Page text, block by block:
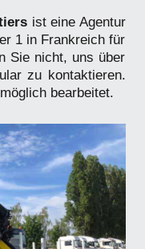
ist eine Agentur
1 in Frankreich für
Sie nicht, uns über
zu kontaktieren.
bearbeitet.